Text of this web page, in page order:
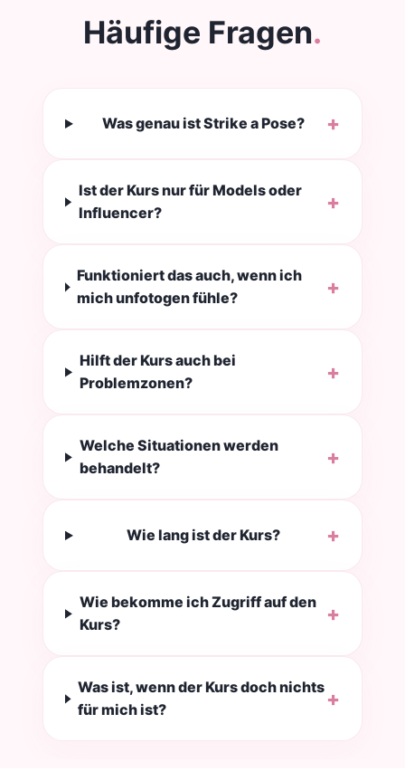
Häufige Fragen.
Was genau ist Strike a Pose? +
Ist der Kurs nur für Models oder
Influencer?
+
Funktioniert das auch, wenn ich
mich unfotogen fühle?
+
Hilft der Kurs auch bei
Problemzonen?
+
Welche Situationen werden
behandelt?
+
Wie lang ist der Kurs? +
Wie bekomme ich Zugriff auf den
Kurs?
+
Was ist, wenn der Kurs doch nichts
für mich ist?
+